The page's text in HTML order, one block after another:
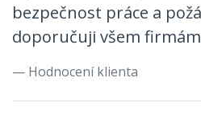
bezpečnost práce a
doporučuji všem
Hodnocení klienta